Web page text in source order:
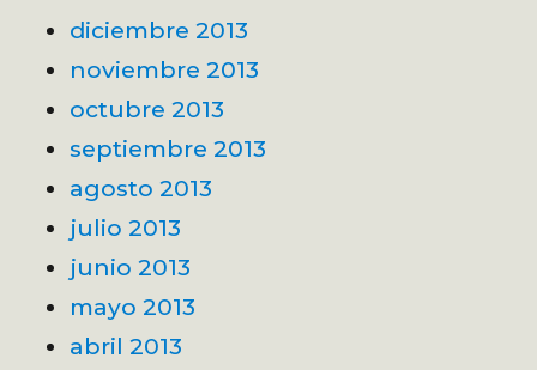
diciembre 2013
noviembre 2013
octubre 2013
septiembre 2013
agosto 2013
julio 2013
junio 2013
mayo 2013
abril 2013